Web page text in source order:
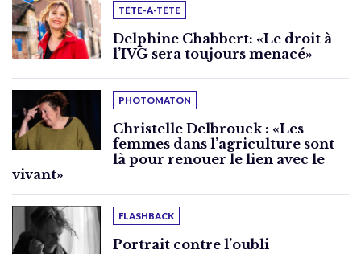
TÊTE-À-TÊTE
Delphine Chabbert: «Le droit à
l’IVG sera toujours menacé»
PHOTOMATON
Christelle Delbrouck : «Les
femmes dans l’agriculture sont
là pour renouer le lien avec le
vivant»
FLASHBACK
Portrait contre l’oubli